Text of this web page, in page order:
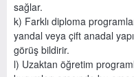
sağlar.
k) Farklı diploma
yandal veya çift anadal
görüş bildirir.
l) Uzaktan öğretim